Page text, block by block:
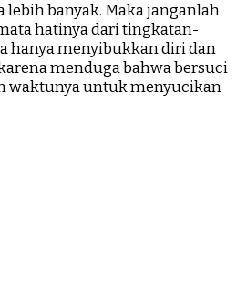
banyak. Maka janganlah
hatinya dari tingkatan-
hanya menyibukkan diri dan
menduga bahwa bersuci
waktunya untuk menyucikan